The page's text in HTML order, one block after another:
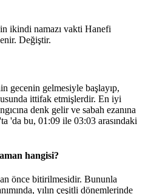
ikindi namazı vakti Hanefi
Değiştir.
gecenin gelmesiyle başlayıp,
ittifak etmişlerdir. En iyi
denk gelir ve sabah ezanına
'da bu, 01:09 ile 03:03 arasındaki
hangisi?
önce bitirilmesidir. Bununla
yılın çeşitli dönemlerinde